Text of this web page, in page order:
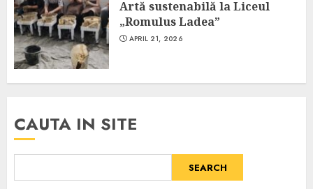
Artă sustenabilă la Liceul
„Romulus Ladea”
APRIL 21, 2026
CAUTA IN SITE
SEARCH